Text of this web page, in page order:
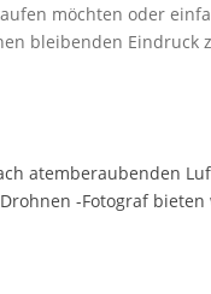
möchten oder
bleibenden Eindruck
atemberaubenden
-Fotograf